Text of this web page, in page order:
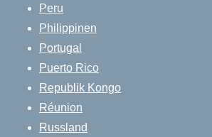
Peru
Philippinen
Portugal
Puerto Rico
Republik Kongo
Réunion
Russland